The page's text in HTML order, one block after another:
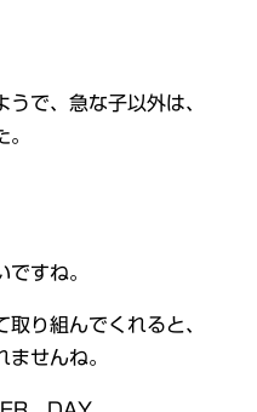
で、急な子以外は、
すね。
取り組んでくれると、
せんね。